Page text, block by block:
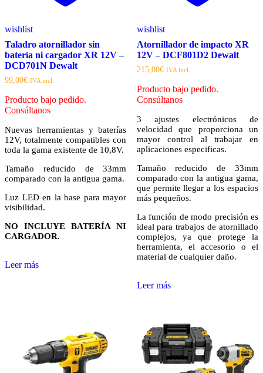
wishlist
Taladro atornillador sin
batería ni cargador XR 12V –
DCD701N Dewalt
99,00€ IVA incl.
Producto bajo pedido.
Consúltanos
Nuevas herramientas y baterías
12V, totalmente compatibles con
toda la gama existente de 10,8V.
Tamaño reducido de 33mm
comparado con la antigua gama.
Luz LED en la base para mayor
visibilidad.
NO INCLUYE BATERÍA NI
CARGADOR.
Leer más
wishlist
Atornillador de impacto XR
12V – DCF801D2 Dewalt
215,00€ IVA incl.
Producto bajo pedido.
Consúltanos
3 ajustes electrónicos de
velocidad que proporciona un
mayor control al trabajar en
aplicaciones especificas.
Tamaño reducido de 33mm
comparado con la antigua gama,
que permite llegar a los espacios
más pequeños.
La función de modo precisión es
ideal para trabajos de atornillado
complejos, ya que protege la
herramienta, el accesorio o el
material de cualquier daño.
Leer más